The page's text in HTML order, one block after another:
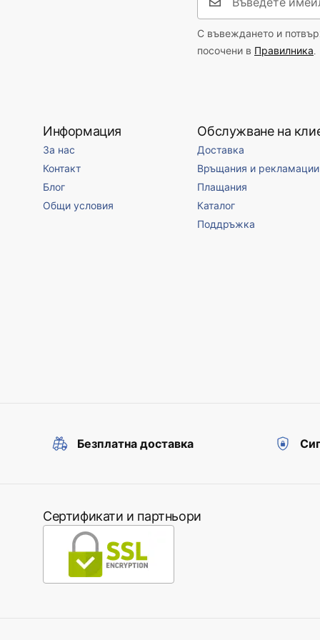
С въвеждането и
посочени в Правилника.
Информация
За нас
Контакт
Блог
Общи условия
Обслужване на
Доставка
Връщания и рекламации
Плащания
Каталог
Поддръжка
Безплатна доставка
Сертификати и партньори